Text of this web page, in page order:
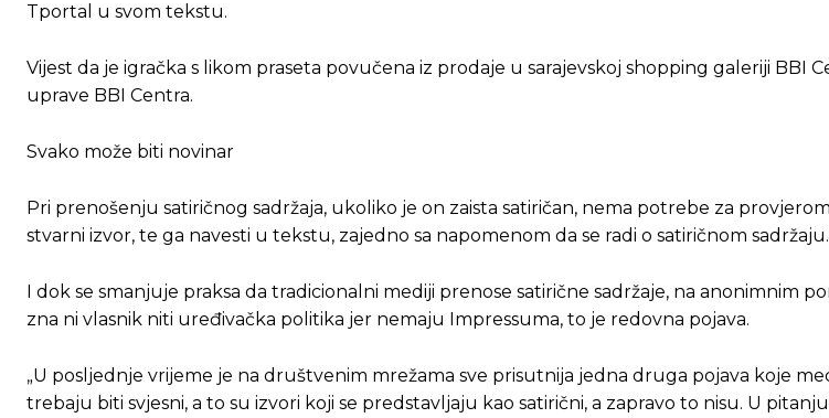
Tportal u svom tekstu.
Vijest da je igračka s likom praseta povučena iz prodaje u sarajevskoj shopping galeriji BBI
uprave BBI Centra.
Svako može biti novinar
Pri prenošenju satiričnog sadržaja, ukoliko je on zaista satiričan, nema potrebe za
stvarni izvor, te ga navesti u tekstu, zajedno sa napomenom da se radi o satiričnom sadržaju.
I dok se smanjuje praksa da tradicionalni mediji prenose satirične sadržaje, na anonimnim
zna ni vlasnik niti uređivačka politika jer nemaju Impressuma, to je redovna pojava.
„U posljednje vrijeme je na društvenim mrežama sve prisutnija jedna druga pojava koje
trebaju biti svjesni, a to su izvori koji se predstavljaju kao satirični, a zapravo to nisu. U